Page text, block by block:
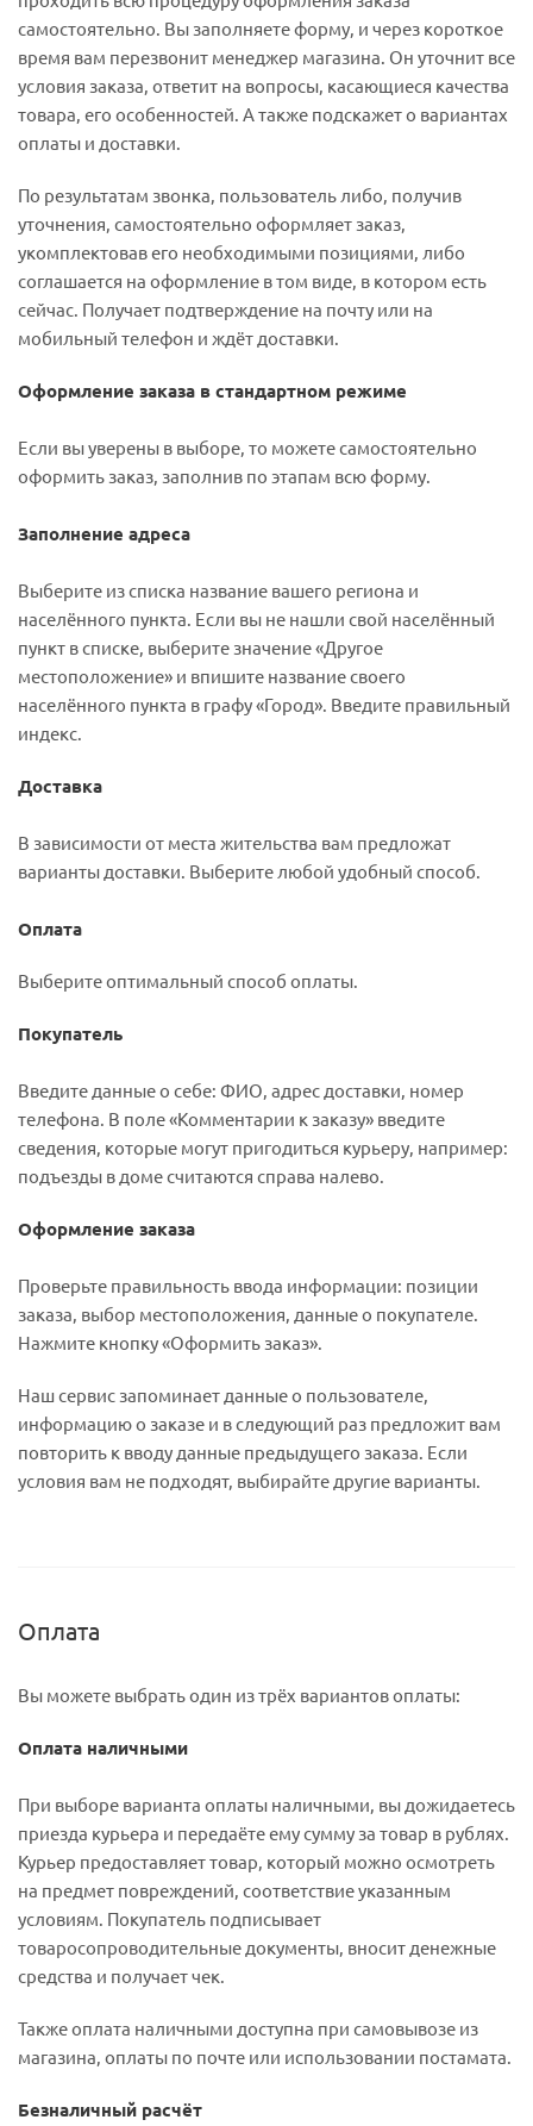
самостоятельно. Вы заполняете форму, и через короткое
время вам перезвонит менеджер магазина. Он уточнит все
условия заказа, ответит на вопросы, касающиеся качества
товара, его особенностей. А также подскажет о вариантах
оплаты и доставки.
По результатам звонка, пользователь либо, получив
уточнения, самостоятельно оформляет заказ,
укомплектовав его необходимыми позициями, либо
соглашается на оформление в том виде, в котором есть
сейчас. Получает подтверждение на почту или на
мобильный телефон и ждёт доставки.
Оформление заказа в стандартном режиме
Если вы уверены в выборе, то можете самостоятельно
оформить заказ, заполнив по этапам всю форму.
Заполнение адреса
Выберите из списка название вашего региона и
населённого пункта. Если вы не нашли свой населённый
пункт в списке, выберите значение «Другое
местоположение» и впишите название своего
населённого пункта в графу «Город». Введите правильный
индекс.
Доставка
В зависимости от места жительства вам предложат
варианты доставки. Выберите любой удобный способ.
Оплата
Выберите оптимальный способ оплаты.
Покупатель
Введите данные о себе: ФИО, адрес доставки, номер
телефона. В поле «Комментарии к заказу» введите
сведения, которые могут пригодиться курьеру, например:
подъезды в доме считаются справа налево.
Оформление заказа
Проверьте правильность ввода информации: позиции
заказа, выбор местоположения, данные о покупателе.
Нажмите кнопку «Оформить заказ».
Наш сервис запоминает данные о пользователе,
информацию о заказе и в следующий раз предложит вам
повторить к вводу данные предыдущего заказа. Если
условия вам не подходят, выбирайте другие варианты.
Оплата
Вы можете выбрать один из трёх вариантов оплаты:
Оплата наличными
При выборе варианта оплаты наличными, вы дожидаетесь
приезда курьера и передаёте ему сумму за товар в рублях.
Курьер предоставляет товар, который можно осмотреть
на предмет повреждений, соответствие указанным
условиям. Покупатель подписывает
товаросопроводительные документы, вносит денежные
средства и получает чек.
Также оплата наличными доступна при самовывозе из
магазина, оплаты по почте или использовании постамата.
Безналичный расчёт